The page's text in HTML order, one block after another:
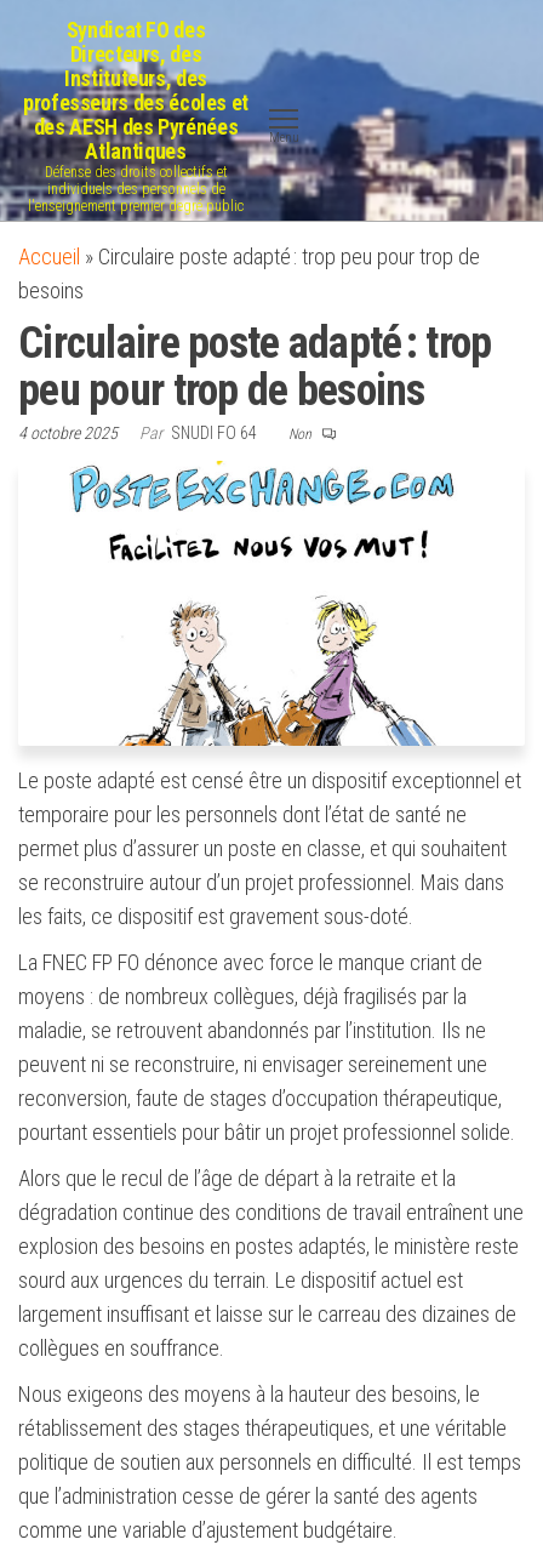
contenu
Syndicat FO des
Directeurs, des
Instituteurs, des
professeurs des écoles et
des AESH des Pyrénées
Atlantiques
Défense des droits collectifs et
individuels des personnels de
l'enseignement premier degré public
Menu
Accueil » Circulaire poste adapté : trop peu pour trop de
besoins
Circulaire poste adapté : trop
peu pour trop de besoins
4 octobre 2025 Par SNUDI FO 64 Non
Le poste adapté est censé être un dispositif exceptionnel et
temporaire pour les personnels dont l’état de santé ne
permet plus d’assurer un poste en classe, et qui souhaitent
se reconstruire autour d’un projet professionnel. Mais dans
les faits, ce dispositif est gravement sous-doté.
La FNEC FP FO dénonce avec force le manque criant de
moyens : de nombreux collègues, déjà fragilisés par la
maladie, se retrouvent abandonnés par l’institution. Ils ne
peuvent ni se reconstruire, ni envisager sereinement une
reconversion, faute de stages d’occupation thérapeutique,
pourtant essentiels pour bâtir un projet professionnel solide.
Alors que le recul de l’âge de départ à la retraite et la
dégradation continue des conditions de travail entraînent une
explosion des besoins en postes adaptés, le ministère reste
sourd aux urgences du terrain. Le dispositif actuel est
largement insuffisant et laisse sur le carreau des dizaines de
collègues en souffrance.
Nous exigeons des moyens à la hauteur des besoins, le
rétablissement des stages thérapeutiques, et une véritable
politique de soutien aux personnels en difficulté. Il est temps
que l’administration cesse de gérer la santé des agents
comme une variable d’ajustement budgétaire.